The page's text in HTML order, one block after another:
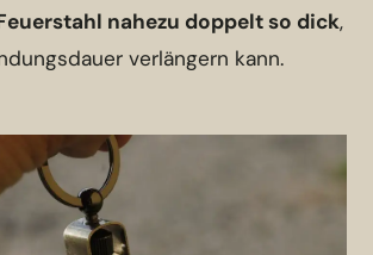
nahezu doppelt so dick,
verlängern kann.